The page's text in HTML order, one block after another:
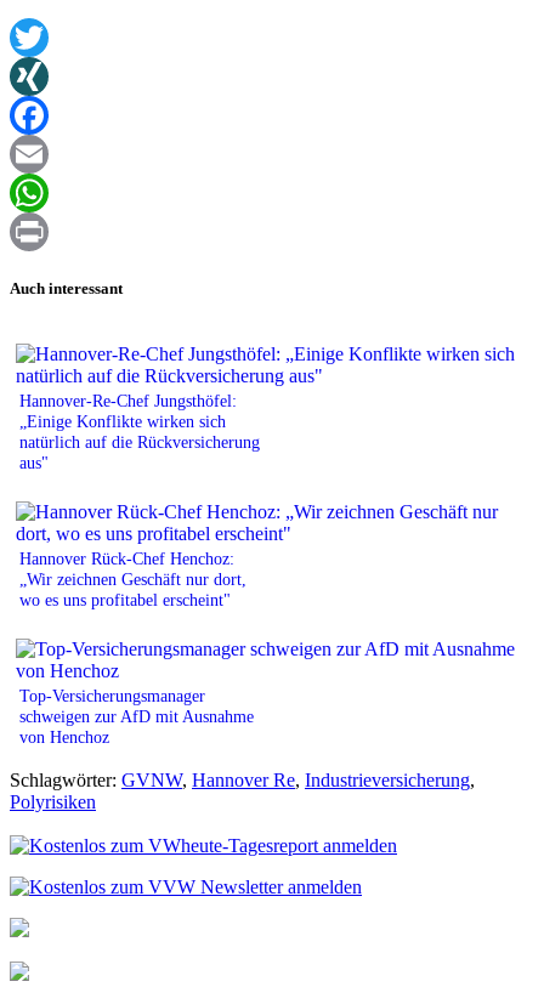
Twitter
XING
Facebook
Email
WhatsApp
Auch interessant
Hannover-Re-Chef Jungsthöfel:
„Einige Konflikte wirken sich
natürlich auf die Rückversicherung
aus"
Hannover Rück-Chef Henchoz:
„Wir zeichnen Geschäft nur dort,
wo es uns profitabel erscheint"
Top-Versicherungsmanager
schweigen zur AfD mit Ausnahme
von Henchoz
Schlagwörter: GVNW, Hannover Re, Industrieversicherung,
Polyrisiken